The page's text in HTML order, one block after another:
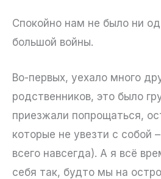
Спокойно нам не было ни
большой войны.
Во-первых, уехало много
родственников, это было
приезжали попрощаться,
которые не увезти с собой
всего навсегда). А я всё
себя так, будто мы на